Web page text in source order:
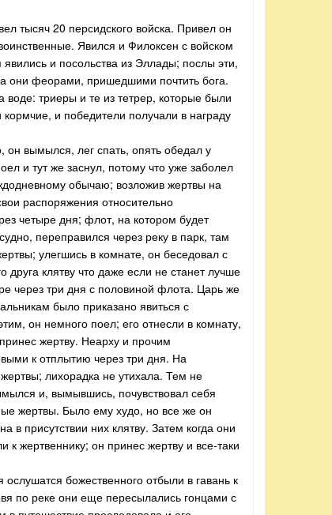
тысяч 20 персидского войска. Привел он
Явился и Филоксен с войском
и посольства из Эллады; послы эти,
они феорами, пришедшими почтить бога.
триеры и те из тетрер, которые были
и победители получали в награду
вымылся, лег спать, опять обедал у
и тут же заснул, потому что уже заболел
обычаю; возложив жертвы на
распоряжения относительно
четыре дня; флот, на котором будет
переправился через реку в парк, там
улегшись в комнате, он беседовал с
клятву что даже если не станет лучше
через три дня с половиной флота. Царь же
было приказано явиться с
он немного поел; его отнесли в комнату,
жертву. Неарху и прочим
к отплытию через три дня. На
лихорадка не утихала. Тем не
и, вымывшись, почувствовал себя
жертвы. Было ему худо, но все же он
в присутствии них клятву. Затем когда они
жертвеннику; он принес жертву и все-таки
божественного отбыли в гавань к
по реке они еще пересылались гонцами с